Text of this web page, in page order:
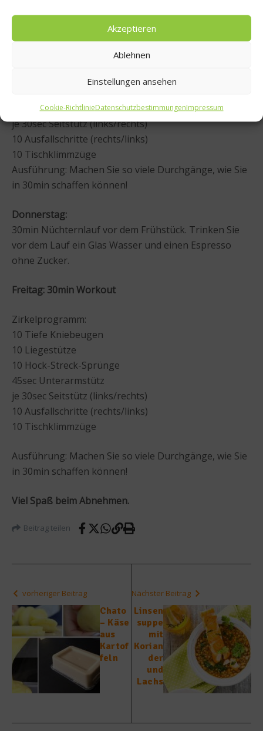
Akzeptieren
Ablehnen
Einstellungen ansehen
Cookie-RichtlinieDatenschutzbestimmungenImpressum
Mittwoch: 30min Workout
45sec Unterarmstütz
je 30sec Seitstütz (links/rechts)
10 Ausfallschritte (rechts/links)
10 Tischklimmzüge
Ausführung: Machen Sie so viele Durchgänge, wie Sie
in 30min schaffen können!
Donnerstag:
30min Nüchternlauf vor dem Frühstück. Trinken Sie
vor dem Lauf ein Glas Wasser und einen Espresso
ohne Zucker.
Freitag: 30min Workout
Zirkelprogramm:
10 Tiefe Kniebeugen
10 Liegestütze
10 Hock-Streck-Sprünge
45sec Unterarmstütz
je 30sec Seitstütz (links/rechts)
10 Ausfallschritte (rechts/links)
10 Tischklimmzüge
Ausführung: Machen Sie so viele Durchgänge, wie Sie
in 30min schaffen können!
Viel Spaß beim Abnehmen.
Beitrag teilen
vorheriger Beitrag
Chato
– Käse
aus
Kartof
feln
Nächster Beitrag
Linsen
suppe
mit
Korian
der
und
Lachs